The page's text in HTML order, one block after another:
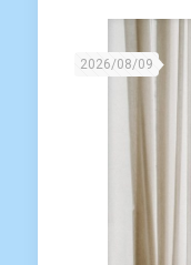
2026/08/09